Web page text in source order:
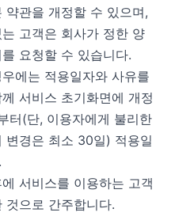
약관을 개정할 수 있으며,
고객은 회사가 정한 양
요청할 수 있습니다.
에는 적용일자와 사유를
서비스 초기화면에 개정
터(단, 이용자에게 불리한
변경은 최소 30일) 적용일
서비스를 이용하는 고객
것으로 간주합니다.